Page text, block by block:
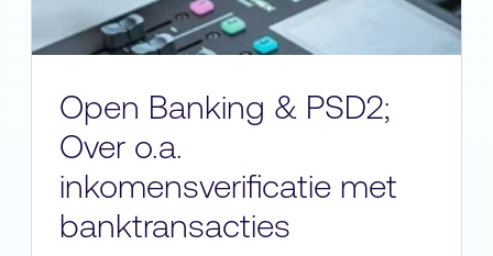
Open Banking & PSD2;
Over o.a.
inkomensverificatie met
banktransacties